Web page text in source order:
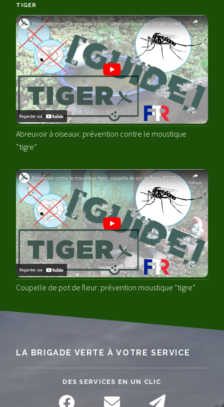
TIGER
Abreuvoir à oiseaux: prévention contre le moustique
“tigre”
Coupelle de pot de fleur: prévention moustique “tigre”
LA BRIGADE VERTE À VOTRE SERVICE
DES SERVICES EN UN CLIC